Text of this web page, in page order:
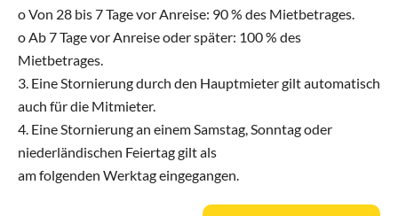
o Von 28 bis 7 Tage vor Anreise: 90 % des Mietbetrages.
o Ab 7 Tage vor Anreise oder später: 100 % des
Mietbetrages.
3. Eine Stornierung durch den Hauptmieter gilt automatisch
auch für die Mitmieter.
4. Eine Stornierung an einem Samstag, Sonntag oder
niederländischen Feiertag gilt als
am folgenden Werktag eingegangen.